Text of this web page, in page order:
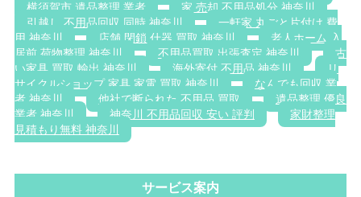
横須賀市 遺品整理 業者
家 売却 不用品処分 神奈川
引越し 不用品回収 同時 神奈川
一軒家 丸ごと片付け 費
用 神奈川
店舗 閉鎖 什器 買取 神奈川
老人ホーム 入
居前 荷物整理 神奈川
不用品買取 出張査定 神奈川
古
い家具 買取 輸出 神奈川
海外寄付 不用品 神奈川
リ
サイクルショップ 家具 家電 買取 神奈川
なんでも回収 業
者 神奈川
他社で断られた 不用品 買取
遺品整理 優良
業者 神奈川
神奈川 不用品回収 安い 評判
家財整理
見積もり無料 神奈川
サービス案内